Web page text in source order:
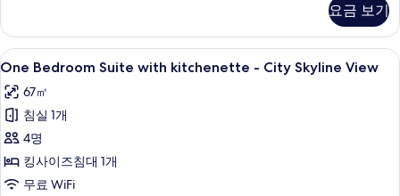
모
두
보
기
-
City
Skyline
자
세
보
기
요금 보기
One
Bedroom
Suite
with
kitchenette
-
City
고급 침구, 객실 내 금고, 책상, 방음 설비
12
One Bedroom Suite with kitchenette - City Skyline View
67㎡
침실 1개
4명
킹사이즈침대 1개
무료 WiFi